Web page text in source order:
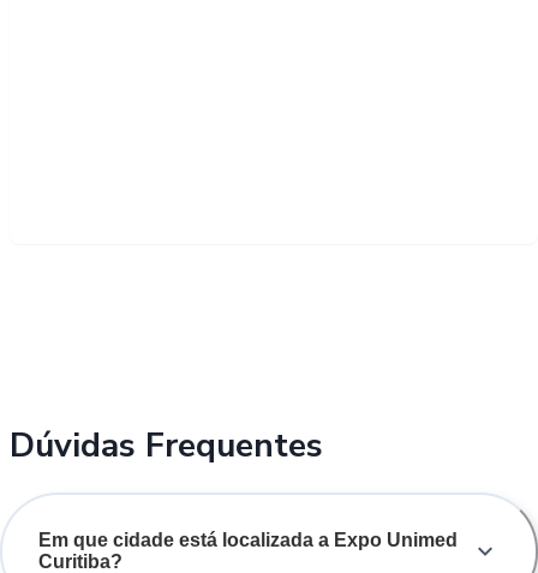
Dúvidas Frequentes
Em que cidade está localizada a Expo Unimed
Curitiba?